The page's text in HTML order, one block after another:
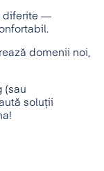
diferite —
domenii noi,
(sau
soluții